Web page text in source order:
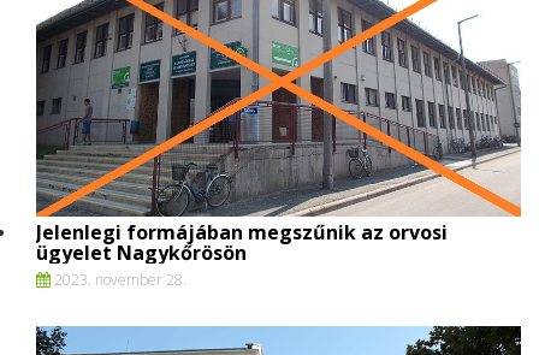
Jelenlegi formájában megszűnik az orvosi
ügyelet Nagykőrösön
2023. november 28.